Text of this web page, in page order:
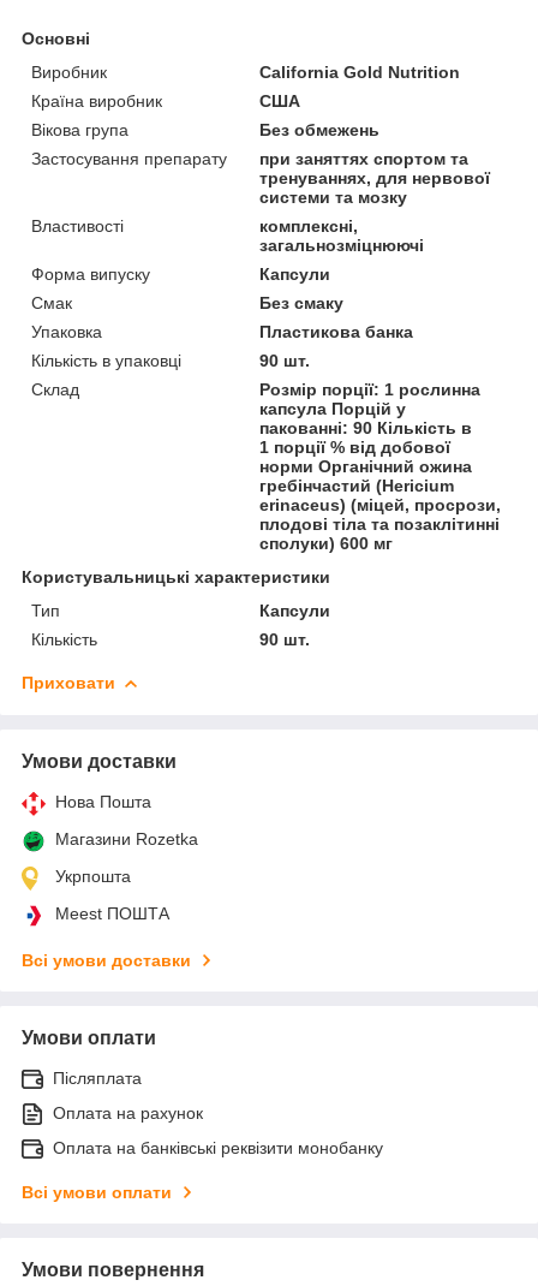
Основні
Виробник
California Gold Nutrition
Країна виробник
США
Вікова група
Без обмежень
Застосування препарату
при заняттях спортом та
тренуваннях, для нервової
системи та мозку
Властивості
комплексні,
загальнозміцнюючі
Форма випуску
Капсули
Смак
Без смаку
Упаковка
Пластикова банка
Кількість в упаковці
90 шт.
Склад
Розмір порції: 1 рослинна
капсула Порцій у
пакованні: 90 Кількість в
1 порції % від добової
норми Органічний ожина
гребінчастий (Hericium
erinaceus) (міцей, просрози,
плодові тіла та позаклітинні
сполуки) 600 мг
Користувальницькі характеристики
Тип
Капсули
Кількість
90 шт.
Приховати
Умови доставки
Нова Пошта
Магазини Rozetka
Укрпошта
Meest ПОШТА
Всі умови доставки
Умови оплати
Післяплата
Оплата на рахунок
Оплата на банківські реквізити монобанку
Всі умови оплати
Умови повернення